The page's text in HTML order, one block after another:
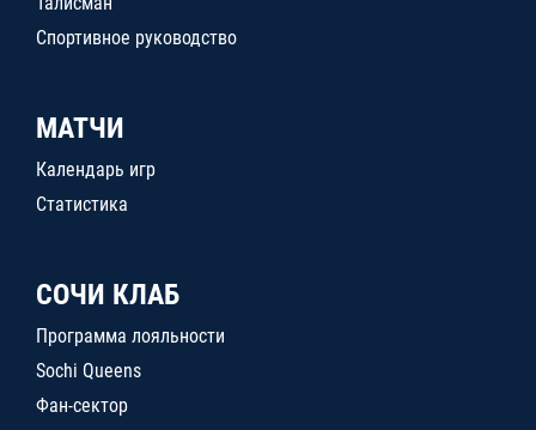
Спортивное руководство
МАТЧИ
Календарь игр
Статистика
СОЧИ КЛАБ
Программа лояльности
Sochi Queens
Фан-сектор